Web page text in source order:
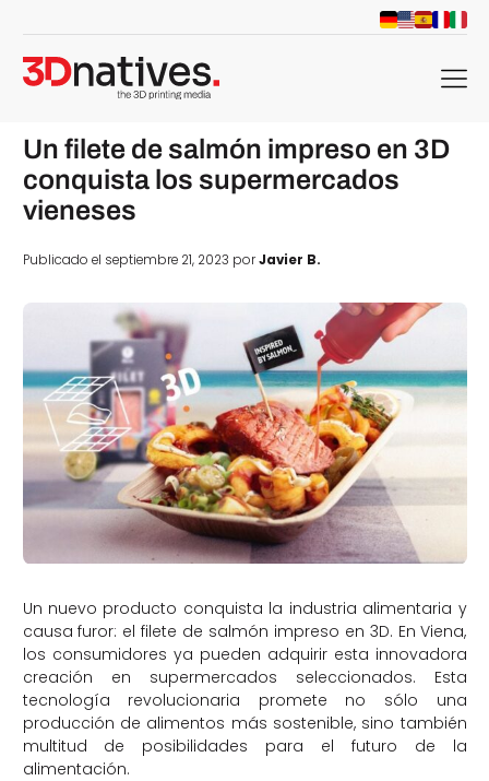
menu
Un filete de salmón impreso en 3D
conquista los supermercados
vieneses
Publicado el septiembre 21, 2023 porJavier B.
Un nuevo producto conquista la industria alimentaria y
causa furor: el filete de salmón impreso en 3D. En Viena,
los consumidores ya pueden adquirir esta innovadora
creación en supermercados seleccionados. Esta
tecnología revolucionaria promete no sólo una
producción de alimentos más sostenible, sino también
multitud de posibilidades para el futuro de la
alimentación.